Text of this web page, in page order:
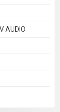
AUDIO